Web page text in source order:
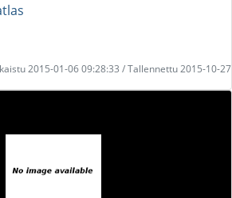
2015-01-06 09:28:33 / Tallennettu 2015-10-27